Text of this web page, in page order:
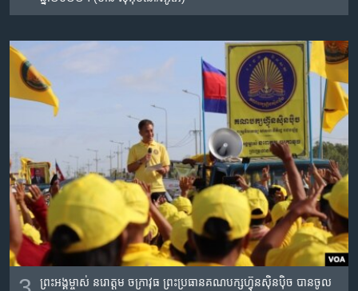
ព្រះអង្គម្ចាស់ នរោត្តម ចក្រា​វុធ​ ព្រះប្រធានគណបក្សហ្វ៊ុនស៊ិនប៉ិច​ បាន​ចូល